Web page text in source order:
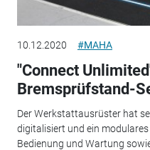
10.12.2020 #MAHA
"Connect
Bremsprüfstand-
Der Werkstattausrüster hat
digitalisiert und ein
Bedienung und Wartung